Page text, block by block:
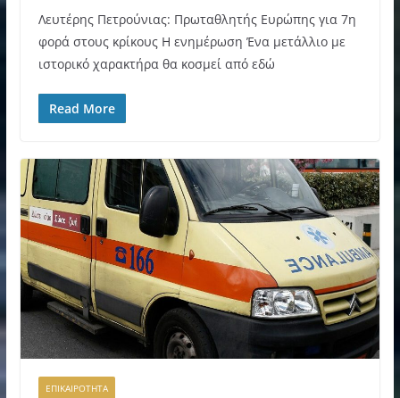
Λευτέρης Πετρούνιας: Πρωταθλητής Ευρώπης για 7η
φορά στους κρίκους Η ενημέρωση Ένα μετάλλιο με
ιστορικό χαρακτήρα θα κοσμεί από εδώ
Read More
ΕΠΙΚΑΙΡΟΤΗΤΑ